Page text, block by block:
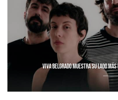
VIVA BELGRADO MUESTRA SU LADO